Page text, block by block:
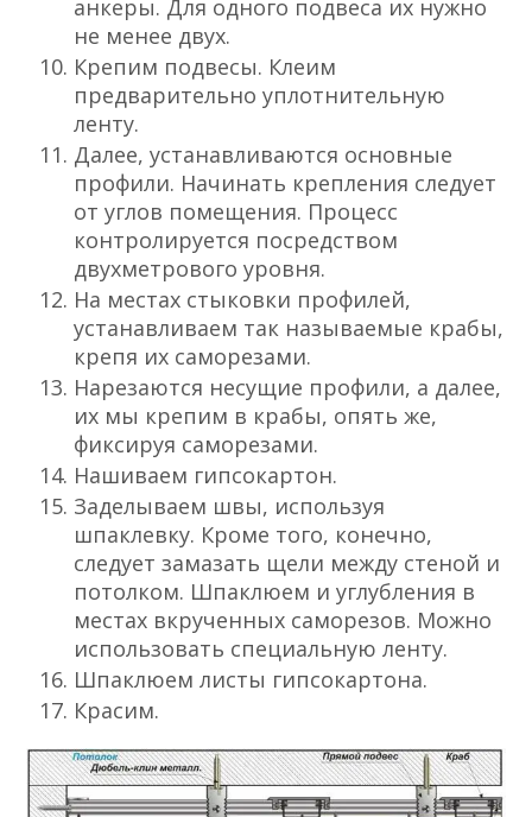
анкеры. Для одного подвеса их нужно
не менее двух.
Крепим подвесы. Клеим
предварительно уплотнительную
ленту.
Далее, устанавливаются основные
профили. Начинать крепления следует
от углов помещения. Процесс
контролируется посредством
двухметрового уровня.
На местах стыковки профилей,
устанавливаем так называемые крабы,
крепя их саморезами.
Нарезаются несущие профили, а далее,
их мы крепим в крабы, опять же,
фиксируя саморезами.
Нашиваем гипсокартон.
Заделываем швы, используя
шпаклевку. Кроме того, конечно,
следует замазать щели между стеной и
потолком. Шпаклюем и углубления в
местах вкрученных саморезов. Можно
использовать специальную ленту.
Шпаклюем листы гипсокартона.
Красим.